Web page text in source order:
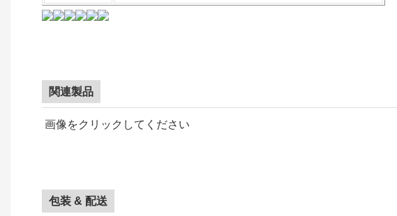
関連製品
画像をクリックしてください
包装 & 配送